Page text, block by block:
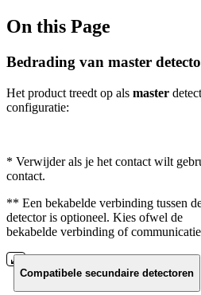
On this Page
Bedrading van master
Het product treedt op als master
configuratie:
* Verwijder als je het contact wilt
contact.
** Een bekabelde verbinding tussen
detector is optioneel. Kies ofwel de
bekabelde verbinding of
Compatibele secundaire detectoren